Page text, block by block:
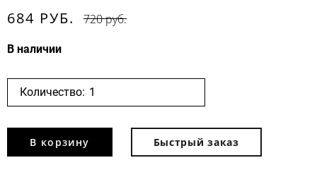
684 РУБ. 720 руб.
В наличии
Количество:
В корзину Быстрый заказ